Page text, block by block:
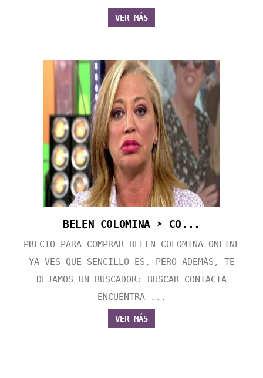
VER MÁS
BELEN COLOMINA ➤ CO...
PRECIO PARA COMPRAR BELEN COLOMINA ONLINE
YA VES QUE SENCILLO ES, PERO ADEMÁS, TE
DEJAMOS UN BUSCADOR: BUSCAR CONTACTA
ENCUENTRA ...
VER MÁS